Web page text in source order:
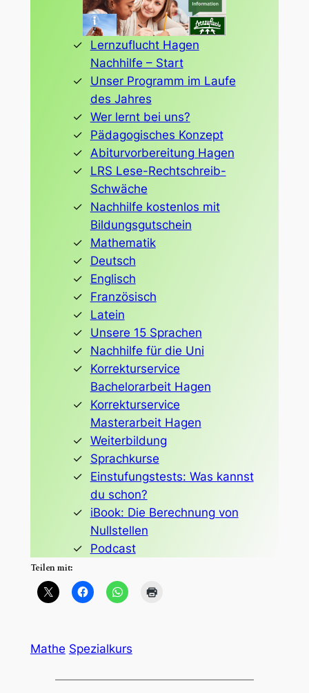
Lernzuflucht Hagen
Nachhilfe – Start
Unser Programm im Laufe
des Jahres
Wer lernt bei uns?
Pädagogisches Konzept
Abiturvorbereitung Hagen
LRS Lese-Rechtschreib-
Schwäche
Nachhilfe kostenlos mit
Bildungsgutschein
Mathematik
Deutsch
Englisch
Französisch
Latein
Unsere 15 Sprachen
Nachhilfe für die Uni
Korrekturservice
Bachelorarbeit Hagen
Korrekturservice
Masterarbeit Hagen
Weiterbildung
Sprachkurse
Einstufungstests: Was kannst
du schon?
iBook: Die Berechnung von
Nullstellen
Podcast
Teilen mit:
Mathe Spezialkurs